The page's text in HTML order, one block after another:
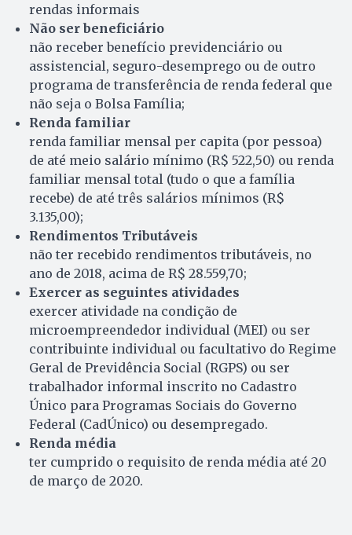
rendas informais
Não ser beneficiário
não receber benefício previdenciário ou
assistencial, seguro-desemprego ou de outro
programa de transferência de renda federal que
não seja o Bolsa Família;
Renda familiar
renda familiar mensal per capita (por pessoa)
de até meio salário mínimo (R$ 522,50) ou renda
familiar mensal total (tudo o que a família
recebe) de até três salários mínimos (R$
3.135,00);
Rendimentos Tributáveis
não ter recebido rendimentos tributáveis, no
ano de 2018, acima de R$ 28.559,70;
Exercer as seguintes atividades
exercer atividade na condição de
microempreendedor individual (MEI) ou ser
contribuinte individual ou facultativo do Regime
Geral de Previdência Social (RGPS) ou ser
trabalhador informal inscrito no Cadastro
Único para Programas Sociais do Governo
Federal (CadÚnico) ou desempregado.
Renda média
ter cumprido o requisito de renda média até 20
de março de 2020.